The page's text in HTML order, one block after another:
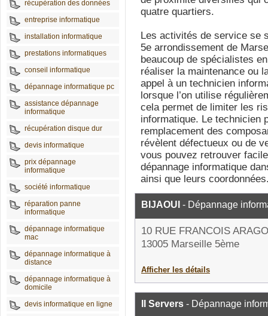
récupération des données
entreprise informatique
installation informatique
prestations informatiques
conseil informatique
dépannage informatique pc
assistance dépannage
informatique
récupération disque dur
devis informatique
prix dépannage
informatique
société informatique
réparation panne
informatique
dépannage informatique
mac
dépannage informatique à
distance
dépannage informatique à
domicile
devis informatique en ligne
quatre quartiers.
Les activités de service se
5e arrondissement de
beaucoup de spécialistes
réaliser la maintenance ou
appel à un technicien
lorsque l’on utilise
cela permet de limiter les
informatique. Le technicien
remplacement des
révèlent défectueux ou de
vous pouvez retrouver
dépannage informatique
ainsi que leurs
BIJAOUI - Dépannage
10 RUE FRANCOIS ARAGO
13005 Marseille 5ème
Afficher les détails
II Servers - Dépannage